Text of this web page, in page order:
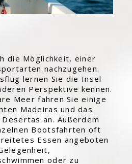
die Möglichkeit, einer
nachzugehen.
lernen Sie die Insel
Perspektive kennen.
Meer fahren Sie einige
Madeiras und das
an. Außerdem
Bootsfahrten oft
Essen angeboten
oder zu